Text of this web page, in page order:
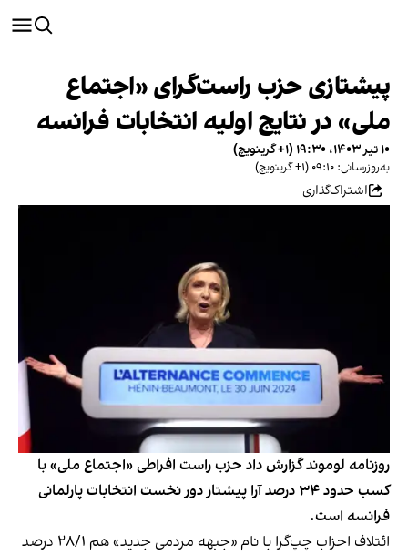
پیشتازی حزب راست‌گرای «اجتماع
ملی» در نتایج اولیه انتخابات فرانسه
۱۰ تیر ۱۴۰۳، ۱۹:۳۰ (‎+۱ گرینویچ)
به‌روزرسانی: ۰۹:۱۰ (‎+۱ گرینویچ)
اشتراک‌گذاری
روزنامه لوموند گزارش داد حزب راست افراطی «اجتماع ملی» با
کسب حدود ۳۴ درصد آرا پیشتاز دور نخست انتخابات پارلمانی
فرانسه است.
ائتلاف احزاب چپ‌گرا با نام «جبهه مردمی جدید» هم ۲۸/۱ درصد